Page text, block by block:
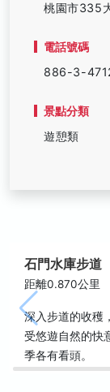
桃園市335
電話號碼
886-3-
景點分類
遊憩類
石門水庫步道
距離0.870公里
深入步道的收穫
受悠遊自然的快
季各有看頭。